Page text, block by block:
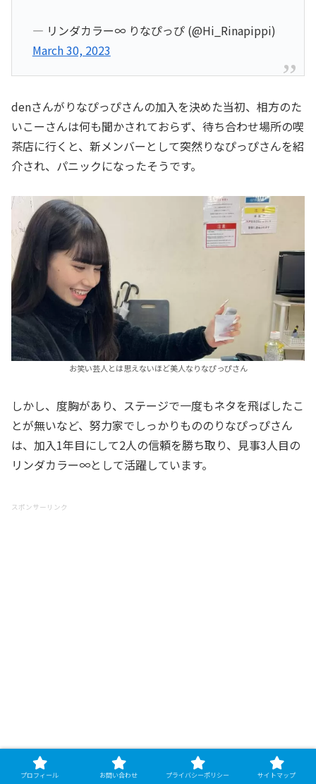
— リンダカラー∞ りなぴっぴ (@Hi_Rinapippi)
March 30, 2023
denさんがりなぴっぴさんの加入を決めた当初、相方のた
いこーさんは何も聞かされておらず、待ち合わせ場所の喫
茶店に行くと、新メンバーとして突然りなぴっぴさんを紹
介され、パニックになったそうです。
お笑い芸人とは思えないほど美人なりなぴっぴさん
しかし、度胸があり、ステージで一度もネタを飛ばしたこ
とが無いなど、努力家でしっかりもののりなぴっぴさん
は、加入1年目にして2人の信頼を勝ち取り、見事3人目の
リンダカラー∞として活躍しています。
スポンサーリンク
プロフィール お問い合わせ プライバシーポリシー サイトマップ